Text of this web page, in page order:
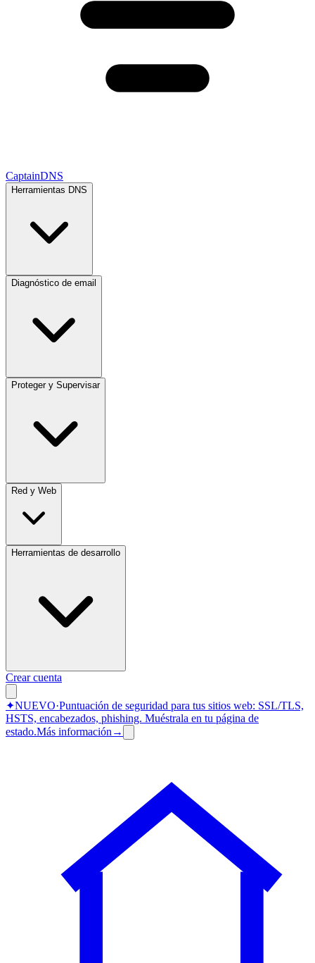
CaptainDNS
Herramientas DNS
Diagnóstico de email
Proteger y Supervisar
Red y Web
Herramientas de desarrollo
Crear cuenta
✦NUEVO·Puntuación de seguridad para tus sitios web: SSL/TLS,
HSTS, encabezados, phishing. Muéstrala en tu página de
estado.Más información →